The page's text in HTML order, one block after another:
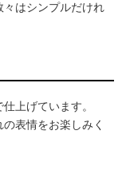
はシンプルだけれ
上げています。
表情をお楽しみく